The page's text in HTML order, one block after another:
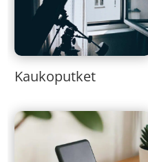
Kaukoputket